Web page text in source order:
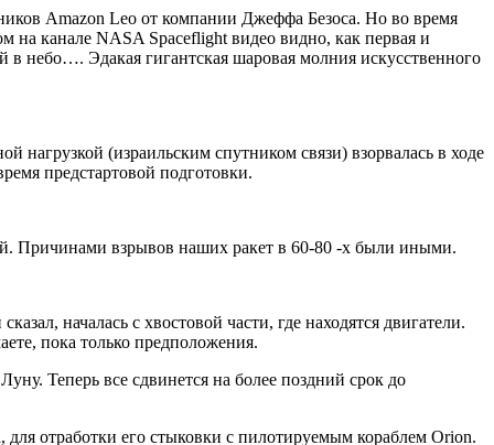
Amazon Leo от компании Джеффа Безоса. Но во время
канале NASA Spaceflight видео видно, как первая и
небо…. Эдакая гигантская шаровая молния искусственного
(израильским спутником связи) взорвалась в ходе
предстартовой подготовки.
Причинами взрывов наших ракет в 60-80 -х были иными.
началась с хвостовой части, где находятся двигатели.
пока только предположения.
Теперь все сдвинется на более поздний срок до
отработки его стыковки с пилотируемым кораблем Orion.